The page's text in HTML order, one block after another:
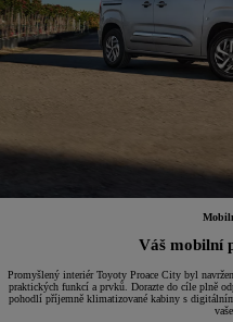
Váš mobilní
Promyšlený interiér Toyoty Proace City byl
praktických funkcí a prvků. Dorazte do cíle plně
pohodlí příjemně klimatizované kabiny s